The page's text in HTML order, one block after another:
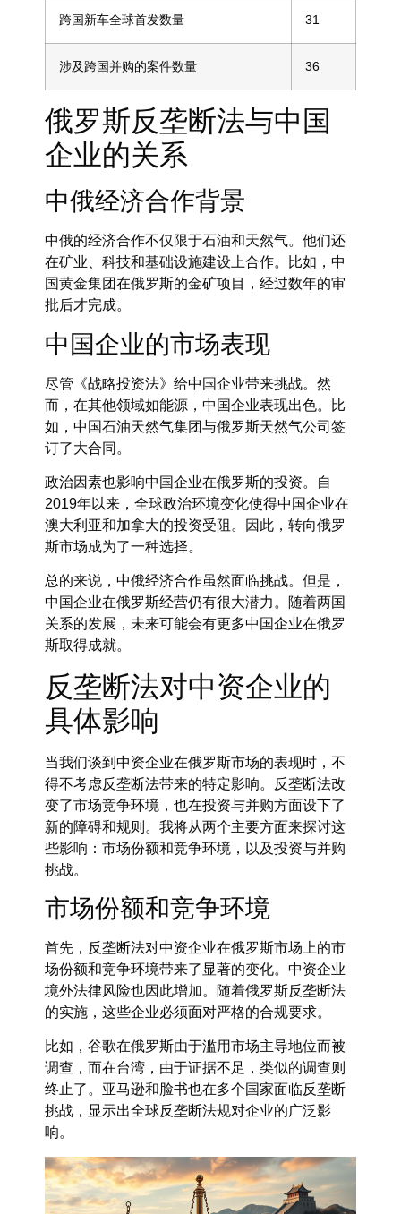
跨国新车全球首发数量 31
涉及跨国并购的案件数量 36
俄罗斯反垄断法与中国
企业的关系
中俄经济合作背景
中俄的经济合作不仅限于石油和天然气。他们还
在矿业、科技和基础设施建设上合作。比如，中
国黄金集团在俄罗斯的金矿项目，经过数年的审
批后才完成。
中国企业的市场表现
尽管《战略投资法》给中国企业带来挑战。然
而，在其他领域如能源，中国企业表现出色。比
如，中国石油天然气集团与俄罗斯天然气公司签
订了大合同。
政治因素也影响中国企业在俄罗斯的投资。自
2019年以来，全球政治环境变化使得中国企业在
澳大利亚和加拿大的投资受阻。因此，转向俄罗
斯市场成为了一种选择。
总的来说，中俄经济合作虽然面临挑战。但是，
中国企业在俄罗斯经营仍有很大潜力。随着两国
关系的发展，未来可能会有更多中国企业在俄罗
斯取得成就。
反垄断法对中资企业的
具体影响
当我们谈到中资企业在俄罗斯市场的表现时，不
得不考虑反垄断法带来的特定影响。反垄断法改
变了市场竞争环境，也在投资与并购方面设下了
新的障碍和规则。我将从两个主要方面来探讨这
些影响：市场份额和竞争环境，以及投资与并购
挑战。
市场份额和竞争环境
首先，反垄断法对中资企业在俄罗斯市场上的市
场份额和竞争环境带来了显著的变化。中资企业
境外法律风险也因此增加。随着俄罗斯反垄断法
的实施，这些企业必须面对严格的合规要求。
比如，谷歌在俄罗斯由于滥用市场主导地位而被
调查，而在台湾，由于证据不足，类似的调查则
终止了。亚马逊和脸书也在多个国家面临反垄断
挑战，显示出全球反垄断法规对企业的广泛影
响。